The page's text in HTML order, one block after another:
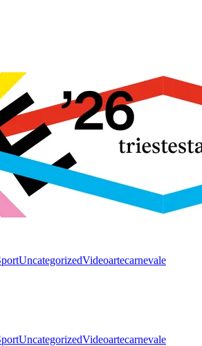
UncategorizedVideoartecarnevale
UncategorizedVideoartecarnevale